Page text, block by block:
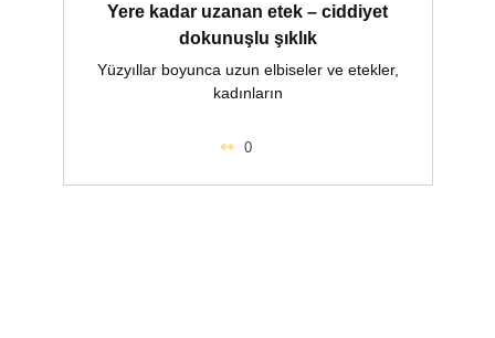
Yere kadar uzanan etek – ciddiyet
dokunuşlu şıklık
Yüzyıllar boyunca uzun elbiseler ve etekler,
kadınların
0